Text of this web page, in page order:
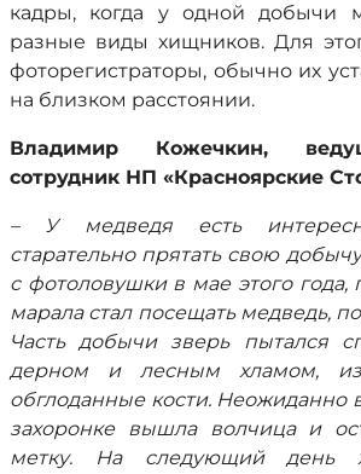
кадры, когда у одной добычи
разные виды хищников. Для
фоторегистраторы, обычно их
на близком расстоянии.
Владимир Кожечкин,
сотрудник НП «Красноярские
– У медведя есть
старательно прятать свою
с фотоловушки в мае этого
марала стал посещать медведь,
Часть добычи зверь пытался
дерном и лесным хламом,
обглоданные кости. Неожиданно
захоронке вышла волчица и
метку. На следующий день